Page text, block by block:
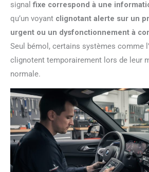
signal fixe correspond à une
qu’un voyant clignotant alerte sur un
urgent ou un dysfonctionnement à
Seul bémol, certains systèmes comme
clignotent temporairement lors de leur
normale.